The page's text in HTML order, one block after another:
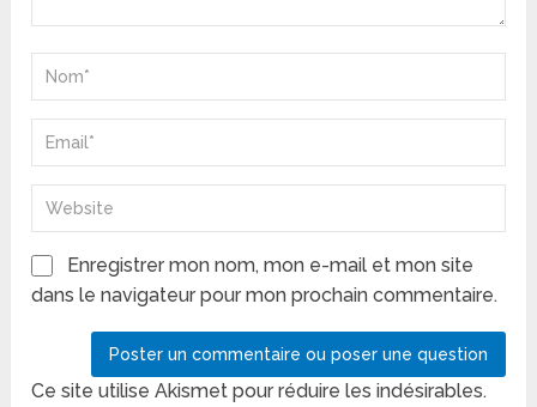
Enregistrer mon nom, mon e-mail et mon site
dans le navigateur pour mon prochain commentaire.
Ce site utilise Akismet pour réduire les indésirables.